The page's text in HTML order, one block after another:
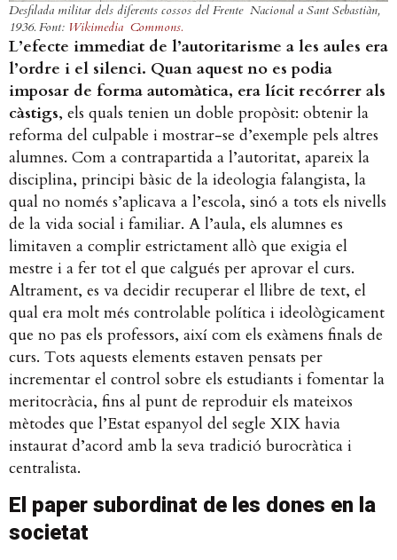
Desfilada militar dels diferents cossos del Frente Nacional a Sant Sebastiàn,
1936. Font: Wikimedia Commons.
L’efecte immediat de l’autoritarisme a les aules era
l’ordre i el silenci. Quan aquest no es podia
imposar de forma automàtica, era lícit recórrer als
càstigs, els quals tenien un doble propòsit: obtenir la
reforma del culpable i mostrar-se d’exemple pels altres
alumnes. Com a contrapartida a l’autoritat, apareix la
disciplina, principi bàsic de la ideologia falangista, la
qual no només s’aplicava a l’escola, sinó a tots els nivells
de la vida social i familiar. A l’aula, els alumnes es
limitaven a complir estrictament allò que exigia el
mestre i a fer tot el que calgués per aprovar el curs.
Altrament, es va decidir recuperar el llibre de text, el
qual era molt més controlable política i ideològicament
que no pas els professors, així com els exàmens finals de
curs. Tots aquests elements estaven pensats per
incrementar el control sobre els estudiants i fomentar la
meritocràcia, fins al punt de reproduir els mateixos
mètodes que l’Estat espanyol del segle XIX havia
instaurat d’acord amb la seva tradició burocràtica i
centralista.
El paper subordinat de les dones en la
societat